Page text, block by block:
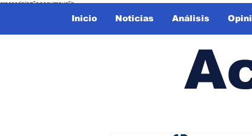
crossorigin="anonymous">
Inicio Noticias Análisis